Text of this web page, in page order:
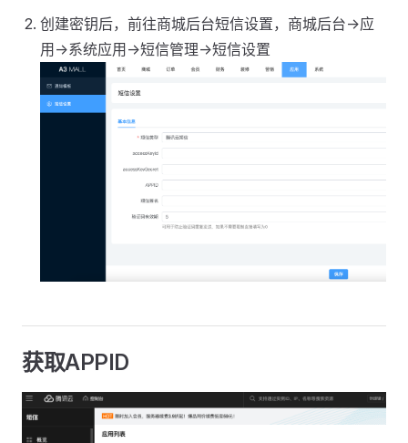
创建密钥后，前往商城后台短信设置，商城后台->应
用->系统应用->短信管理->短信设置
获取APPID